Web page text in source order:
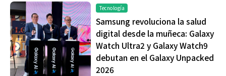
Tecnología
Samsung revoluciona la salud
digital desde la muñeca: Galaxy
Watch Ultra2 y Galaxy Watch9
debutan en el Galaxy Unpacked
2026